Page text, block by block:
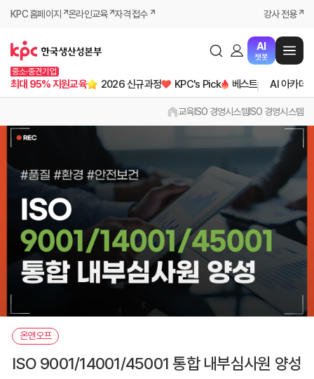
KPC 홈페이지 온라인교육 자격 접수 강사 전용
AI
챗봇
중소·중견기업
최대 95% 지원교육 2026 신규과정 KPC's Pick 베스트 AI 아카데
교육ISO 경영시스템ISO 경영시스템
온앤오프
ISO 9001/14001/45001 통합 내부심사원 양성